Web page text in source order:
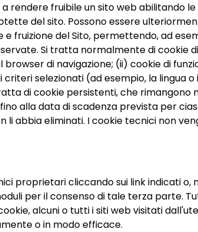
rendere fruibile un sito web abilitando
del sito. Possono essere
fruizione del Sito, permettendo, ad
Si tratta normalmente di cookie
di navigazione; (ii) cookie di
criteri selezionati (ad esempio, la lingua
di cookie persistenti, che
alla data di scadenza prevista per
li abbia eliminati. I cookie tecnici non
proprietari cliccando sui link indicati
per il consenso di tale terza parte.
alcuni o tutti i siti web visitati
o in modo efficace.